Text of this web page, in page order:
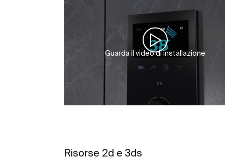
Guarda il video di installazione
Risorse 2d e 3ds